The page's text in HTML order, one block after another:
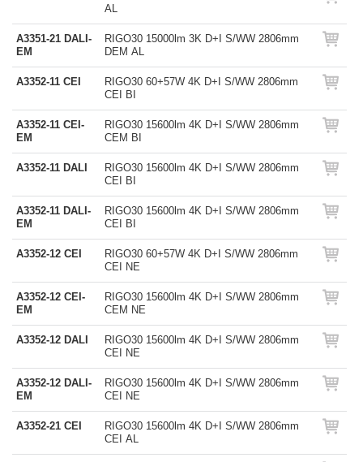
AL
A3351-21 DALI-
EM
RIGO30 15000lm 3K D+I S/WW 2806mm
DEM AL
A3352-11 CEI
RIGO30 60+57W 4K D+I S/WW 2806mm
CEI BI
A3352-11 CEI-
EM
RIGO30 15600lm 4K D+I S/WW 2806mm
CEM BI
A3352-11 DALI
RIGO30 15600lm 4K D+I S/WW 2806mm
CEI BI
A3352-11 DALI-
EM
RIGO30 15600lm 4K D+I S/WW 2806mm
CEI BI
A3352-12 CEI
RIGO30 60+57W 4K D+I S/WW 2806mm
CEI NE
A3352-12 CEI-
EM
RIGO30 15600lm 4K D+I S/WW 2806mm
CEM NE
A3352-12 DALI
RIGO30 15600lm 4K D+I S/WW 2806mm
CEI NE
A3352-12 DALI-
EM
RIGO30 15600lm 4K D+I S/WW 2806mm
CEI NE
A3352-21 CEI
RIGO30 15600lm 4K D+I S/WW 2806mm
CEI AL